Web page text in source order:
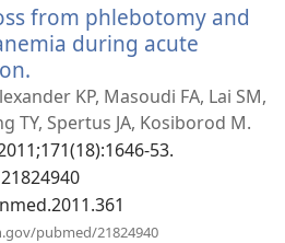
タ
ブ
で
く）
from phlebotomy and
during acute
し
い
タ
ブ
で
開
KP, Masoudi FA, Lai SM,
TY, Spertus JA, Kosiborod M.
53.
pubmed/21824940